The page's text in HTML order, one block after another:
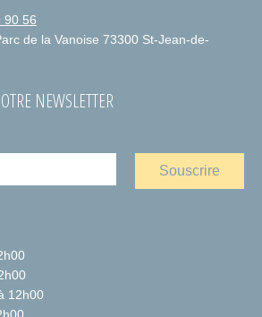
90 56
de la Vanoise 73300 St-Jean-de-
NEWSLETTER
12h00